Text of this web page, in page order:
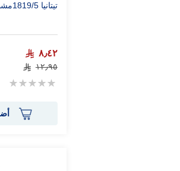
تيتانيا 1819/5مشط لإزالة القمل
٨٫٤٢
١٢٫٩٥
Rating: